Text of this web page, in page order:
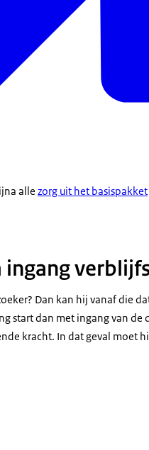
alle zorg uit het basispakket
Dan kan hij vanaf die
start dan met ingang van de
kracht. In dat geval moet